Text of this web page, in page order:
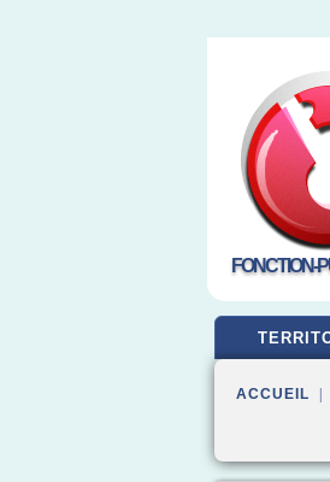
FONCTION-
ACCUEIL |